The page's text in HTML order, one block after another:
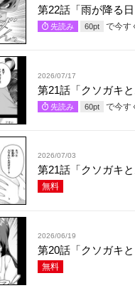
第22話「雨が降る
先読み 60pt で今す
2026/07/17
第21話「クソガキ
先読み 60pt で今す
2026/07/03
第21話「クソガキ
無料
2026/06/19
第20話「クソガキ
無料